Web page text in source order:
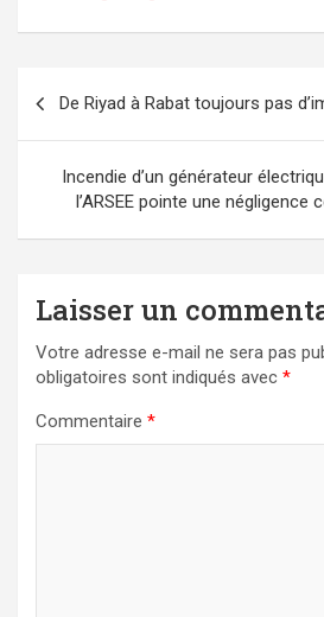
de
l’article
De Riyad à Rabat toujours pas
Incendie d’un générateur
l’ARSEE pointe une négligence
Laisser un
Votre adresse e-mail ne sera pas
obligatoires sont indiqués avec *
Commentaire *